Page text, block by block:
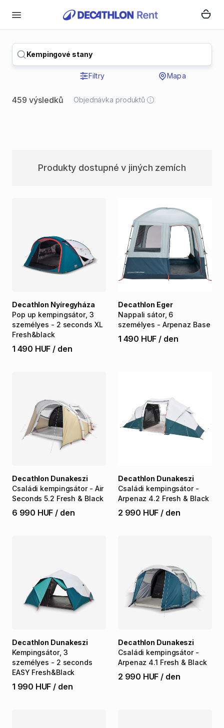
Kempingové stany
Filtry Mapa
459 výsledků Objednávka produktů
Produkty dostupné v jiných zemích
Pop up kempingsátor​,​ 3
személyes - 2 seconds XL
Fresh&black
Decathlon Nyíregyháza
1 490 HUF / den
Nappali sátor​,​ 6
személyes - Arpenaz Base
Decathlon Eger
1 490 HUF / den
Családi kempingsátor - Air
Seconds 5.2 Fresh & Black
Decathlon Dunakeszi
6 990 HUF / den
Családi kempingsátor -
Arpenaz 4.2 Fresh & Black
Decathlon Dunakeszi
2 990 HUF / den
Kempingsátor​,​ 3
személyes - 2 seconds
EASY Fresh&Black
Decathlon Dunakeszi
1 990 HUF / den
Családi kempingsátor -
Arpenaz 4.1 Fresh & Black
Decathlon Dunakeszi
2 990 HUF / den